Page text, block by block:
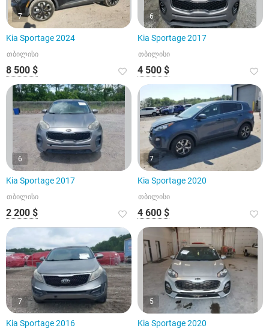
7
Kia Sportage 2024
თბილისი
8 500 $
6
Kia Sportage 2017
თბილისი
4 500 $
6
Kia Sportage 2017
თბილისი
2 200 $
7
Kia Sportage 2020
თბილისი
4 600 $
7
Kia Sportage 2016
5
Kia Sportage 2020